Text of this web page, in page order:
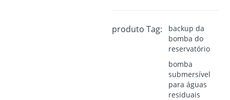
produto Tag:
backup da
bomba do
reservatório
bomba
submersível
para águas
residuais